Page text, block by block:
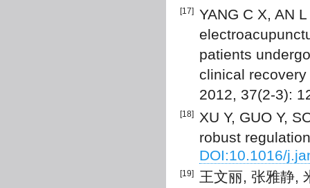
[17]
YANG C X, AN
patients
clinical
2012, 37(2-3):
[18]
XU Y, GUO Y,
robust
DOI:10.1016/
[19]
王文丽, 张雅静,